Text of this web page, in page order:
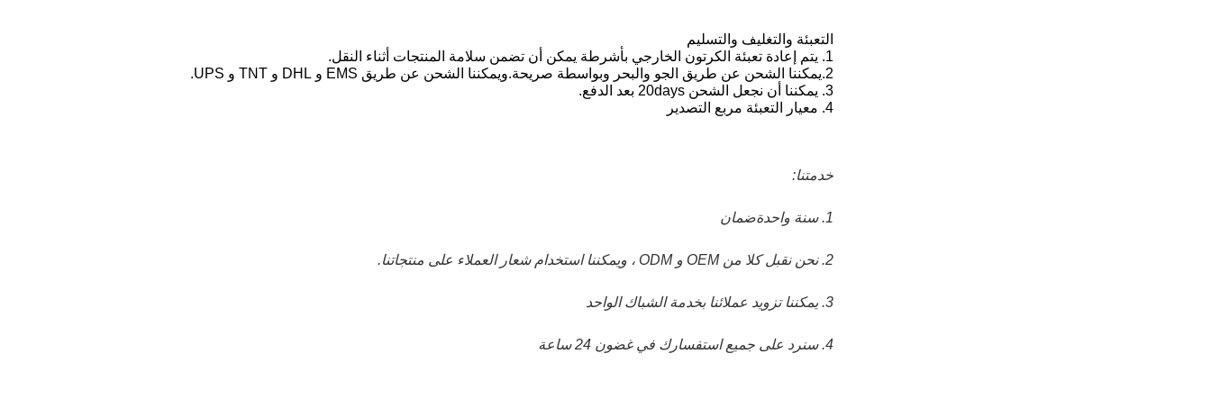
التعبئة والتغليف والتسليم
1. يتم إعادة تعبئة الكرتون الخارجي بأشرطة يمكن أن تضمن سلامة المنتجات أثناء النقل.
2. يمكننا الشحن عن طريق الجو والبحر وبواسطة صريحة.ويمكننا الشحن عن طريق EMS و DHL و TNT و UPS.
3. يمكننا أن نجعل الشحن 20days بعد الدفع.
4. معيار التعبئة مربع التصدير
خدمتنا:
1. سنة واحدة ضمان
2. نحن نقبل كلا من OEM و ODM ، ويمكننا استخدام شعار العملاء على منتجاتنا.
3. يمكننا تزويد عملائنا بخدمة الشباك الواحد
4. سنرد على جميع استفسارك في غضون 24 ساعة